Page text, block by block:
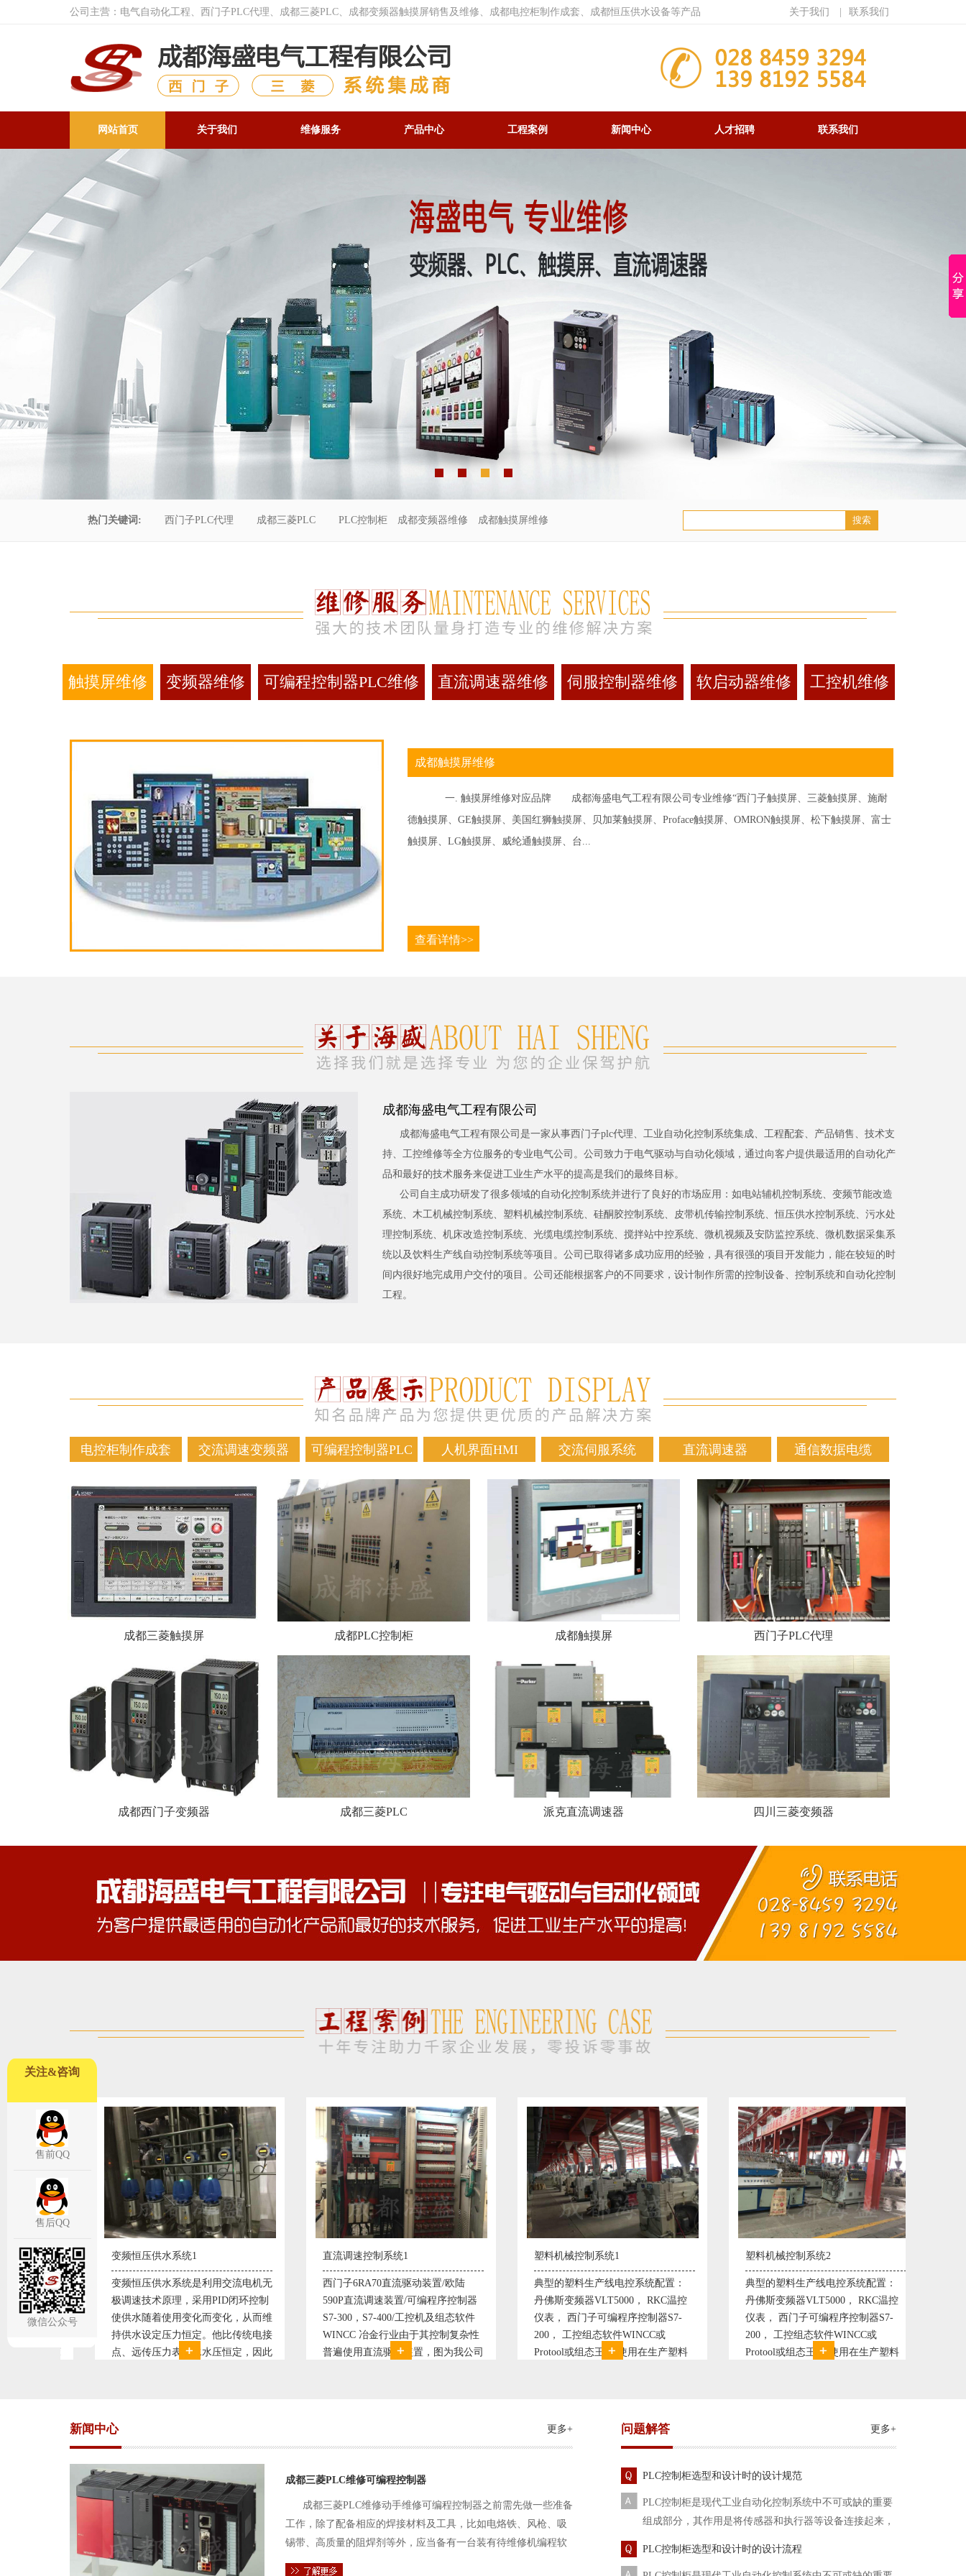
公司主营：电气自动化工程、西门子PLC代理、成都三菱PLC、成都变频器触摸屏销售及维修、成都电控柜制作成套、成都恒压供水设备等产品 关于我们 联系我们
网站首页 关于我们 维修服务 产品中心 工程案例 新闻中心 人才招聘 联系我们
热门关键词: 西门子PLC代理 成都三菱PLC PLC控制柜 成都变频器维修 成都触摸屏维修
触摸屏维修 变频器维修 可编程控制器PLC维修 直流调速器维修 伺服控制器维修 软启动器维修 工控机维修
成都触摸屏维修
一. 触摸屏维修对应品牌 成都海盛电气工程有限公司专业维修“西门子触摸屏、三菱触摸屏、施耐
德触摸屏、GE触摸屏、美国红狮触摸屏、贝加莱触摸屏、Proface触摸屏、OMRON触摸屏、松下触摸屏、富士
触摸屏、LG触摸屏、威纶通触摸屏、台...
查看详情>>
成都海盛电气工程有限公司
成都海盛电气工程有限公司是一家从事西门子plc代理、工业自动化控制系统集成、工程配套、产品销售、技术支
持、工控维修等全方位服务的专业电气公司。公司致力于电气驱动与自动化领域，通过向客户提供最适用的自动化产
品和最好的技术服务来促进工业生产水平的提高是我们的最终目标。
公司自主成功研发了很多领域的自动化控制系统并进行了良好的市场应用：如电站辅机控制系统、变频节能改造
系统、木工机械控制系统、塑料机械控制系统、硅酮胶控制系统、皮带机传输控制系统、恒压供水控制系统、污水处
理控制系统、机床改造控制系统、光缆电缆控制系统、搅拌站中控系统、微机视频及安防监控系统、微机数据采集系
统以及饮料生产线自动控制系统等项目。公司已取得诸多成功应用的经验，具有很强的项目开发能力，能在较短的时
间内很好地完成用户交付的项目。公司还能根据客户的不同要求，设计制作所需的控制设备、控制系统和自动化控制
工程。
电控柜制作成套 交流调速变频器 可编程控制器PLC 人机界面HMI 交流伺服系统 直流调速器 通信数据电缆
成都三菱触摸屏 成都PLC控制柜 成都触摸屏 西门子PLC代理
成都西门子变频器 成都三菱PLC 派克直流调速器 四川三菱变频器
统1
统是利用交流电机无
，采用PID闭环控制
变化而变化，从而维
供水水压恒定，因此
直流调速控制系统1
西门子6RA70直流驱动装置/欧陆
590P直流调速装置/可编程序控制器
S7-300，S7-400/工控机及组态软件
WINCC 冶金行业由于其控制复杂性
普遍使用直流驱动装置，图为我公司
塑料机械控制系统1
典型的塑料生产线电控系统配置：
丹佛斯变频器VLT5000， RKC温控
仪表， 西门子可编程序控制器S7-
200， 工控组态软件WINCC或
Protool或组态王。 使用在生产塑料
塑料机械控制系统2
典型的塑料生产线电控系统配置：
丹佛斯变频器VLT5000， RKC温控
仪表， 西门子可编程序控制器S7-
200， 工控组态软件WINCC或
Protool或组态王。 使用在生产塑料
粮油自动化控制系统1
ABB变频器ACS550或者富士FRN-
G1S变频器， 西门子可编程序控制
器S7-300或者1500系列， 工控组态
软件WINCC或组态王，E+H流量计
液位计等进口知名品牌。 使用在生
新闻中心 更多+
成都三菱PLC维修可编程控制器
成都三菱PLC维修动手维修可编程控制器之前需先做一些准备
工作，除了配备相应的焊接材料及工具，比如电烙铁、风枪、吸
锡带、高质量的阻焊剂等外，应当备有一台装有待维修机编程软
件的电路及通信电缆。这一是由于待修机常常是从工作系统中拆
问题解答 更多+
PLC控制柜选型和设计时的设计规范
PLC控制柜是现代工业自动化控制系统中不可或缺的重要
组成部分，其作用是将传感器和执行器等设备连接起来，
PLC控制柜选型和设计时的设计流程
关注&咨询
售前QQ
售后QQ
微信公众号